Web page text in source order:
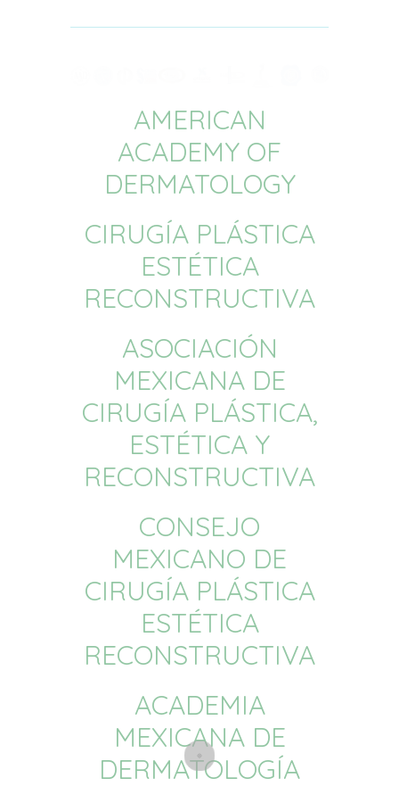
AMERICAN
ACADEMY OF
DERMATOLOGY
CIRUGÍA PLÁSTICA
ESTÉTICA
RECONSTRUCTIVA
ASOCIACIÓN
MEXICANA DE
CIRUGÍA PLÁSTICA,
ESTÉTICA Y
RECONSTRUCTIVA
CONSEJO
MEXICANO DE
CIRUGÍA PLÁSTICA
ESTÉTICA
RECONSTRUCTIVA
ACADEMIA
MEXICANA DE
DERMATOLOGÍA